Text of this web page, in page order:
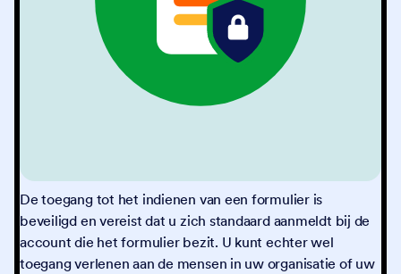
De toegang tot het indienen van een formulier is
beveiligd en vereist dat u zich standaard aanmeldt bij de
account die het formulier bezit. U kunt echter wel
toegang verlenen aan de mensen in uw organisatie of uw